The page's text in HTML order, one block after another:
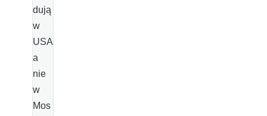
dują
w
USA
a
nie
w
Mos